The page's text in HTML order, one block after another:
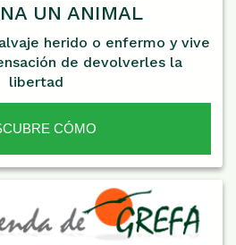
UN ANIMAL
herido o enfermo y vive
de devolverles la
libertad
CÓMO